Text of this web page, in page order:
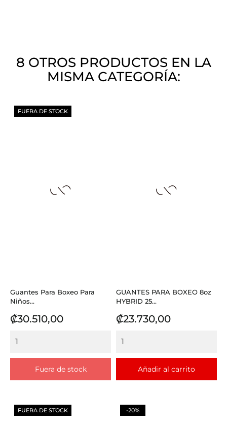
8 OTROS PRODUCTOS EN LA
MISMA CATEGORÍA:
Guantes Para Boxeo Para
Niños...
Precio
₡30.510,00
Fuera de stock
FUERA DE STOCK
GUANTES PARA BOXEO 8oz
HYBRID 25...
Precio
₡23.730,00
Añadir al carrito
FUERA DE STOCK -20%